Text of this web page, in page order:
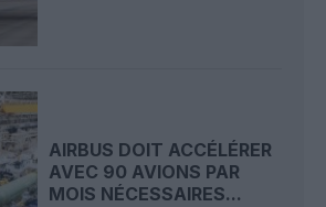
AIRBUS DOIT ACCÉLÉRER
AVEC 90 AVIONS PAR
MOIS NÉCESSAIRES...